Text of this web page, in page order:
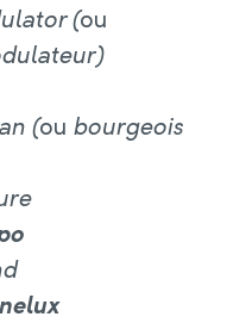
(ou
(ou bourgeois